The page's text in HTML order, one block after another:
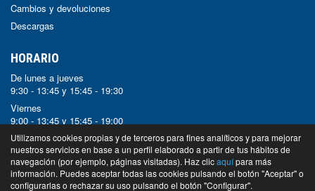
Cambios y devoluciones
Descargas
HORARIO
De lunes a jueves
9:30 - 13:45 y 15:45 - 19:30
Viernes
9:00 - 13:45 y 15:45 - 19:00
Sábado y Domingo
Cerrado
© Bugobrot - 2024 -Tienda online de recambios de Gira
Utilizamos cookies propias y de terceros para fines analíticos y para mejorar
nuestros servicios en base a un perfil elaborado a partir de tus hábitos de
navegación (por ejemplo, páginas visitadas). Haz clicaquípara más
información. Puedes aceptar todas las cookies pulsando el botón "Aceptar" o
configurarlas o rechazar su uso pulsando el botón "Configurar".